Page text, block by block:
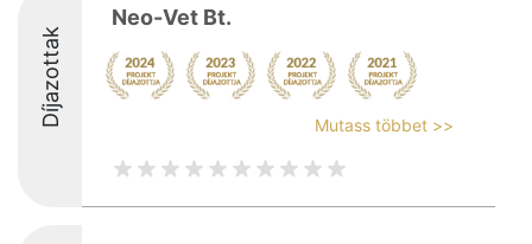
Díjazottak
Neo-Vet Bt.
Mutass többet >>